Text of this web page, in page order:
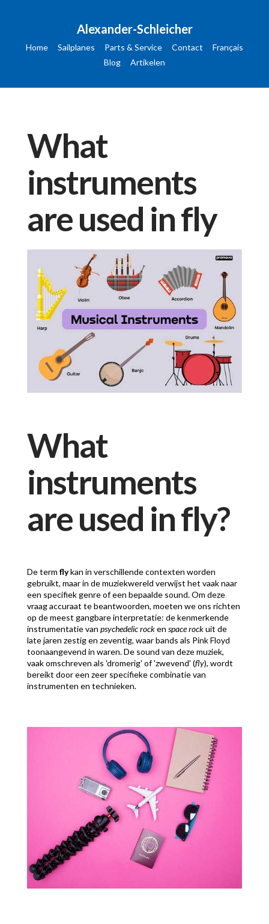
Alexander-Schleicher
Home Sailplanes Parts & Service Contact
Français
Blog
Artikelen
What
instruments
are used in fly
What
instruments
are used in fly?
De term flykan in verschillende contexten worden
gebruikt, maar in de muziekwereld verwijst het vaak naar
een specifiek genre of een bepaalde sound. Om deze
vraag accuraat te beantwoorden, moeten we ons richten
op de meest gangbare interpretatie: de kenmerkende
instrumentatie van psychedelic rocken space rockuit de
late jaren zestig en zeventig, waar bands als Pink Floyd
toonaangevend in waren. De sound van deze muziek,
vaak omschreven als 'dromerig' of 'zwevend' (fly), wordt
bereikt door een zeer specifieke combinatie van
instrumenten en technieken.